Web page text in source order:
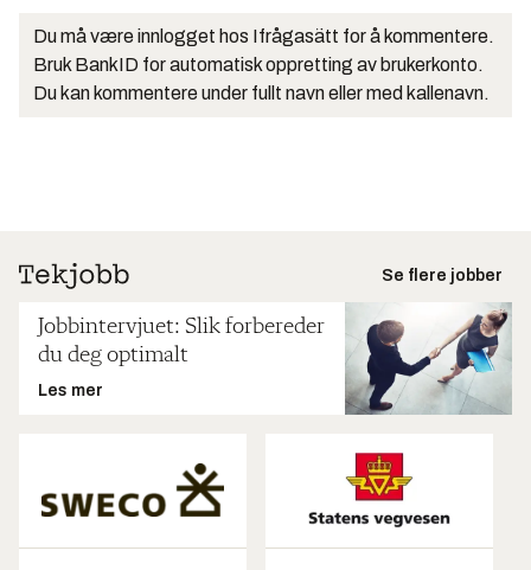
Du må være innlogget hos Ifrågasätt for å kommentere.
Bruk BankID for automatisk oppretting av brukerkonto.
Du kan kommentere under fullt navn eller med kallenavn.
Se flere jobber
Jobbintervjuet: Slik forbereder
du deg optimalt
Les mer